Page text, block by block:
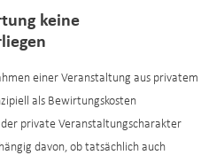
keine
einer Veranstaltung aus privatem
als Bewirtungskosten
private Veranstaltungscharakter
davon, ob tatsächlich auch